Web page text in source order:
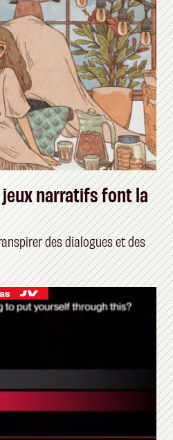
jeux narratifs font la
des dialogues et des